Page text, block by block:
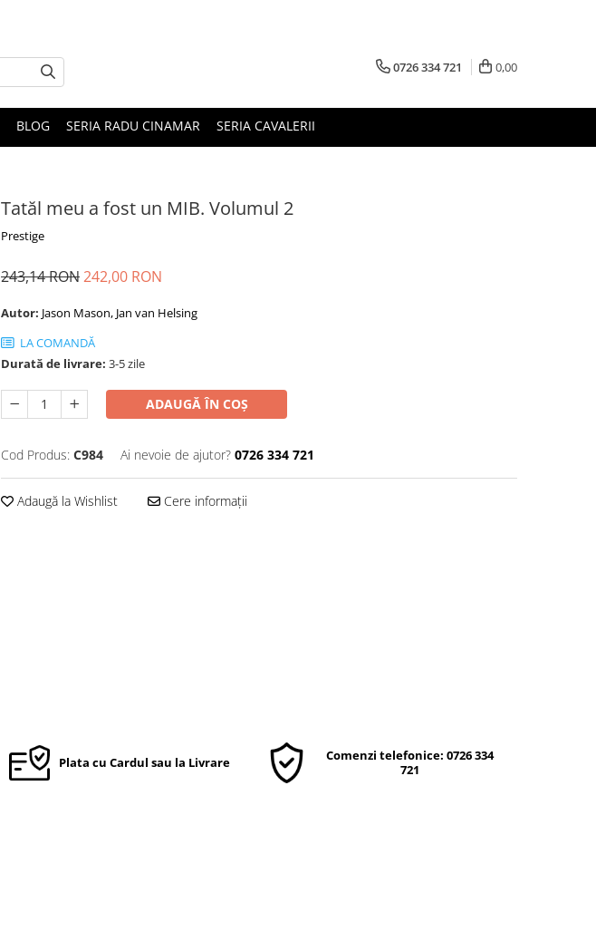
0726 334 721 0,00
BLOG SERIA RADU CINAMAR SERIA CAVALERII
Tatăl meu a fost un MIB. Volumul 2
Prestige
243,14 RON242,00 RON
Autor: Jason Mason, Jan van Helsing
LA COMANDĂ
Durată de livrare: 3-5 zile
ADAUGĂ ÎN COȘ
Cod Produs: C984 Ai nevoie de ajutor? 0726 334 721
Adaugă la Wishlist Cere informații
Plata cu Cardul sau la Livrare
Comenzi telefonice: 0726 334
721